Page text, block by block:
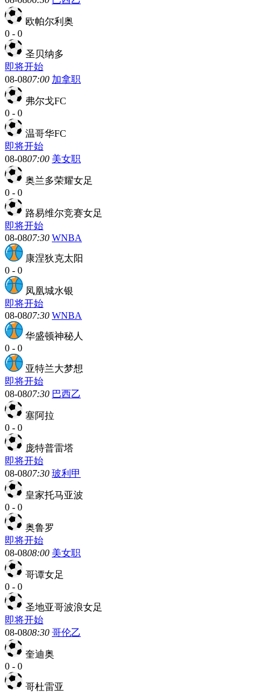
欧帕尔利奥
0 - 0
圣贝纳多
即将开始
08-0807:00 加拿职
弗尔戈FC
0 - 0
温哥华FC
即将开始
08-0807:00 美女职
奥兰多荣耀女足
0 - 0
路易维尔竞赛女足
即将开始
08-0807:30 WNBA
康涅狄克太阳
0 - 0
凤凰城水银
即将开始
08-0807:30 WNBA
华盛顿神秘人
0 - 0
亚特兰大梦想
即将开始
08-0807:30 巴西乙
塞阿拉
0 - 0
庞特普雷塔
即将开始
08-0807:30 玻利甲
皇家托马亚波
0 - 0
奥鲁罗
即将开始
08-0808:00 美女职
哥谭女足
0 - 0
圣地亚哥波浪女足
即将开始
08-0808:30 哥伦乙
奎迪奥
0 - 0
哥杜雷亚